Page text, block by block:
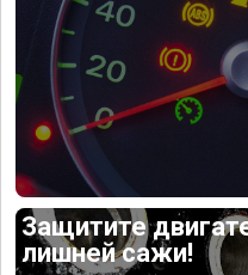
Защитите
лишней сажи!